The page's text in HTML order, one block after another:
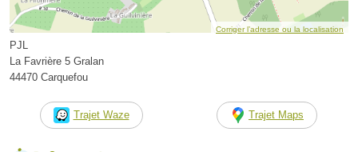
Corriger l’adresse ou la localisation
PJL
La Favrière 5 Gralan
44470 Carquefou
Trajet Waze Trajet Maps